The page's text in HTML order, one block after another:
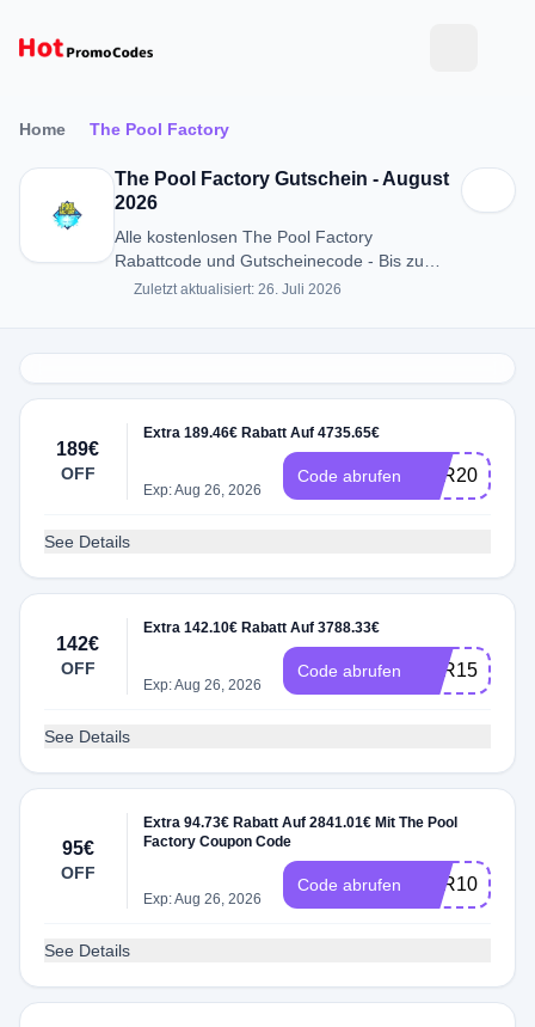
Home The Pool Factory
The Pool Factory Gutschein - August
2026
Alle kostenlosen The Pool Factory
Rabattcode und Gutscheinecode - Bis zu
189€ RABATT in August 2026
Zuletzt aktualisiert: 26. Juli 2026
189€
OFF
Extra 189.46€ Rabatt Auf 4735.65€
Exp: Aug 26, 2026
Code abrufen VER200
See Details
142€
OFF
Extra 142.10€ Rabatt Auf 3788.33€
Exp: Aug 26, 2026
Code abrufen VER150
See Details
95€
OFF
Extra 94.73€ Rabatt Auf 2841.01€ Mit The Pool
Factory Coupon Code
Exp: Aug 26, 2026
Code abrufen VER100
See Details